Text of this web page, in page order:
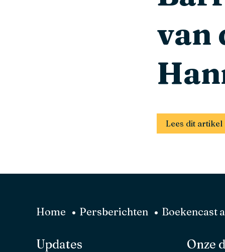
van
Lees dit artikel
Home Persberichten Boekencast
Updates Onze